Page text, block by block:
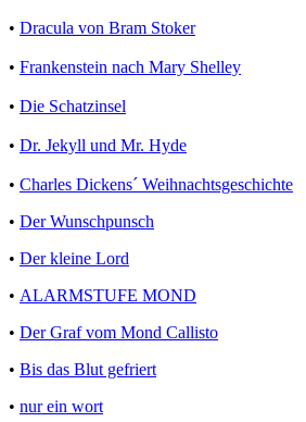
• Dracula von Bram Stoker
• Frankenstein nach Mary Shelley
• Die Schatzinsel
• Dr. Jekyll und Mr. Hyde
• Charles Dickens´ Weihnachtsgeschichte
• Der Wunschpunsch
• Der kleine Lord
• ALARMSTUFE MOND
• Der Graf vom Mond Callisto
• Bis das Blut gefriert
• nur ein wort